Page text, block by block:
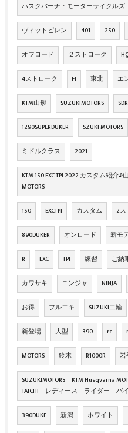
ハスクバーナ・モーターサイクルズ
ヴィットピレン 401 250
オフロード ２ストローク
4ストローク FI 東北 エ
KTM山形 SUZUKIMOTORS SDR
1290SUPERDUKER SZUKI MOTORS
ミドルクラス 2021
KTM 150 EXC TPI 2022 カスタム紹介
MOTORS
150 EXCTPI カスタム 2
890DUKER オンロード 新モ
R EXC TPI 練習 ご納
カワサキ ニンジャ NINJA
お得 フルエキ SUZUKI二輪
新登場 大型 390 rc
MOTORS 鈴木 R1000R 岩
SUZUKIMOTORS KTM Husqvarna
TAICHI レディース ライダー バ
390DUKE 新潟 ホワイト